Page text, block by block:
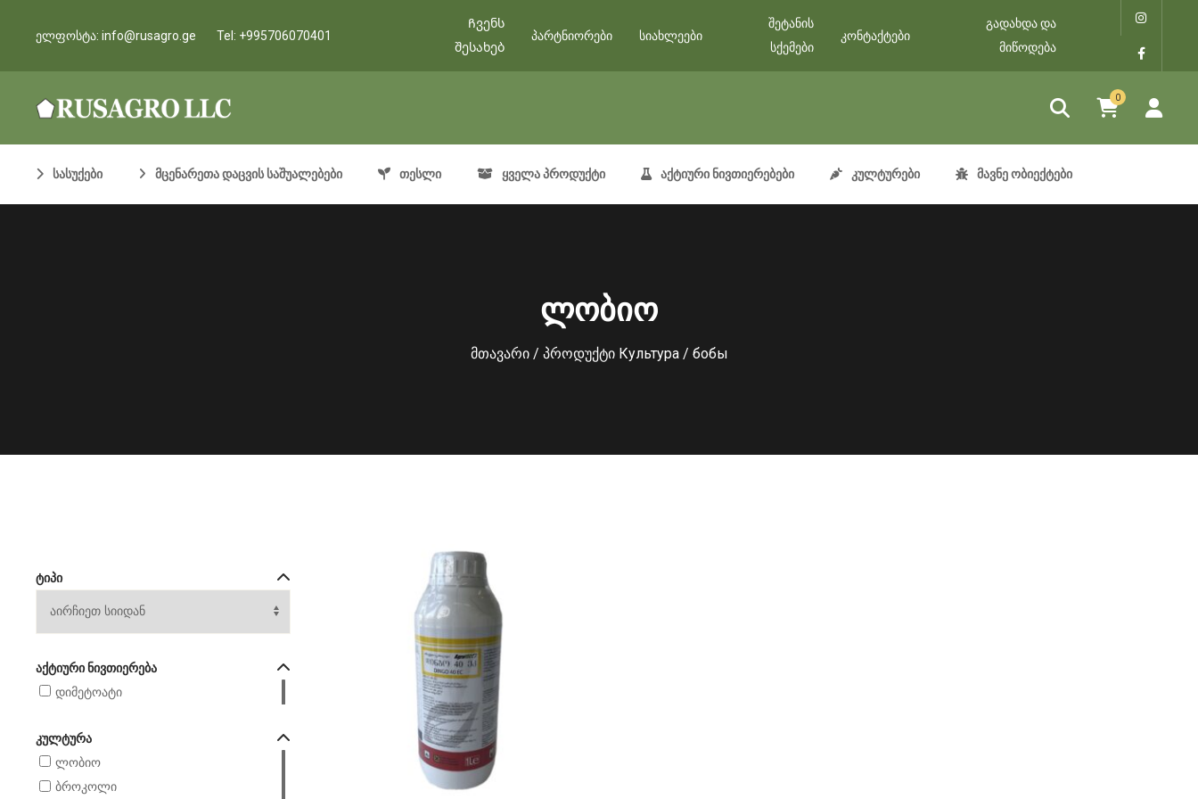
ელფოსტა: info@rusagro.ge Tel: +995706070401
Ჩვენს
შესახებ
პარტნიორები სიახლეები
შეტანის
სქემები
კონტაქტები
გადახდა და
მიწოდება
0
სასუქები მცენარეთა დაცვის საშუალებები თესლი ყველა პროდუქტი აქტიური ნივთიერებები კულტურები მავნე ობიექტები
ლობიო
მთავარი/ პროდუქტი Культура / бобы
ᲢᲘᲞᲘ
ᲐᲥᲢᲘᲣᲠᲘ ᲜᲘᲕᲗᲘᲔᲠᲔᲑᲐ
დიმეტოატი
ᲙᲣᲚᲢᲣᲠᲐ
ლობიო
ბროკოლი